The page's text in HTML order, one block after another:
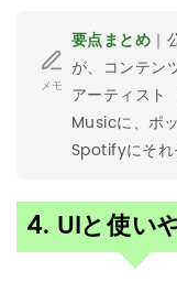
メモ
要点まとめ ｜
が、コンテン
アーティスト
Musicに、ポ
Spotifyにそれ
4. UIと使い